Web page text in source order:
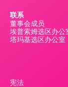
联系
董事会成员
埃普索姆选区办公
塔玛基选区办公室
宪法